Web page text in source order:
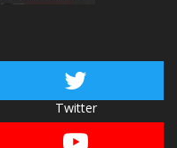
Twitter